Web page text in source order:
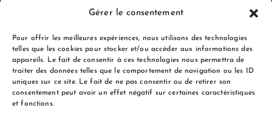
Gérer le consentement
Pour offrir les meilleures expériences, nous utilisons des technologies
telles que les cookies pour stocker et/ou accéder aux informations des
appareils. Le fait de consentir à ces technologies nous permettra de
traiter des données telles que le comportement de navigation ou les ID
uniques sur ce site. Le fait de ne pas consentir ou de retirer son
consentement peut avoir un effet négatif sur certaines caractéristiques
et fonctions.